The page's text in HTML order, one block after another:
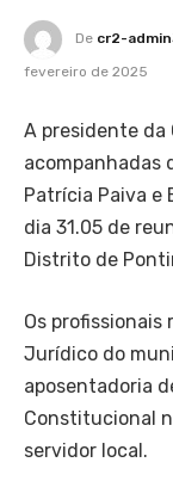
De cr2-
fevereiro de 2025
A presidente da
acompanhadas
Patrícia Paiva e
dia 31.05 de
Distrito de
Os profissionais
Jurídico do
aposentadoria
Constitucional
servidor local.